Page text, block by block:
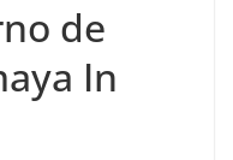
de
In